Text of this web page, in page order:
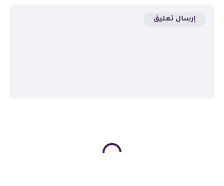
إرسال تعليق